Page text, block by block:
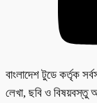
বাংলাদেশ টুডে কর্তৃক
লেখা, ছবি ও